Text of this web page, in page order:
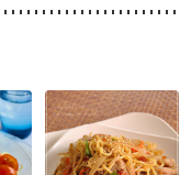
期）